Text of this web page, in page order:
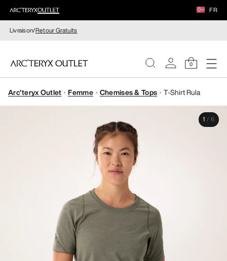
FR
Livraison/Retour Gratuits
0
FEMME
Arc'teryx Outlet Femme Chemises & Tops T-Shirt Rula
1 / 6